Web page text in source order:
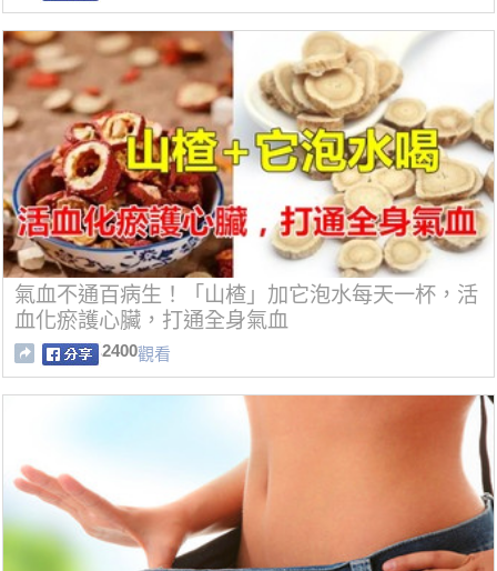
氣血不通百病生！「山楂」加它泡水每天一杯，活
血化瘀護心臟，打通全身氣血
2400觀看